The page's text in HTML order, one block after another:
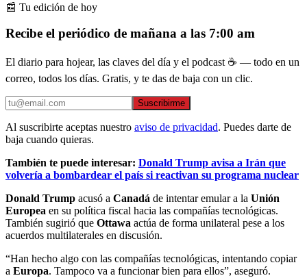
📰 Tu edición de hoy
Recibe el periódico de mañana a las 7:00 am
El diario para hojear, las claves del día y el podcast ☕ — todo en un
correo, todos los días. Gratis, y te das de baja con un clic.
Suscribirme
Al suscribirte aceptas nuestro aviso de privacidad. Puedes darte de
baja cuando quieras.
También te puede interesar: Donald Trump avisa a Irán que
volvería a bombardear el país si reactivan su programa nuclear
Donald Trump acusó a Canadá de intentar emular a la Unión
Europea en su política fiscal hacia las compañías tecnológicas.
También sugirió que Ottawa actúa de forma unilateral pese a los
acuerdos multilaterales en discusión.
“Han hecho algo con las compañías tecnológicas, intentando copiar
a Europa. Tampoco va a funcionar bien para ellos”, aseguró.